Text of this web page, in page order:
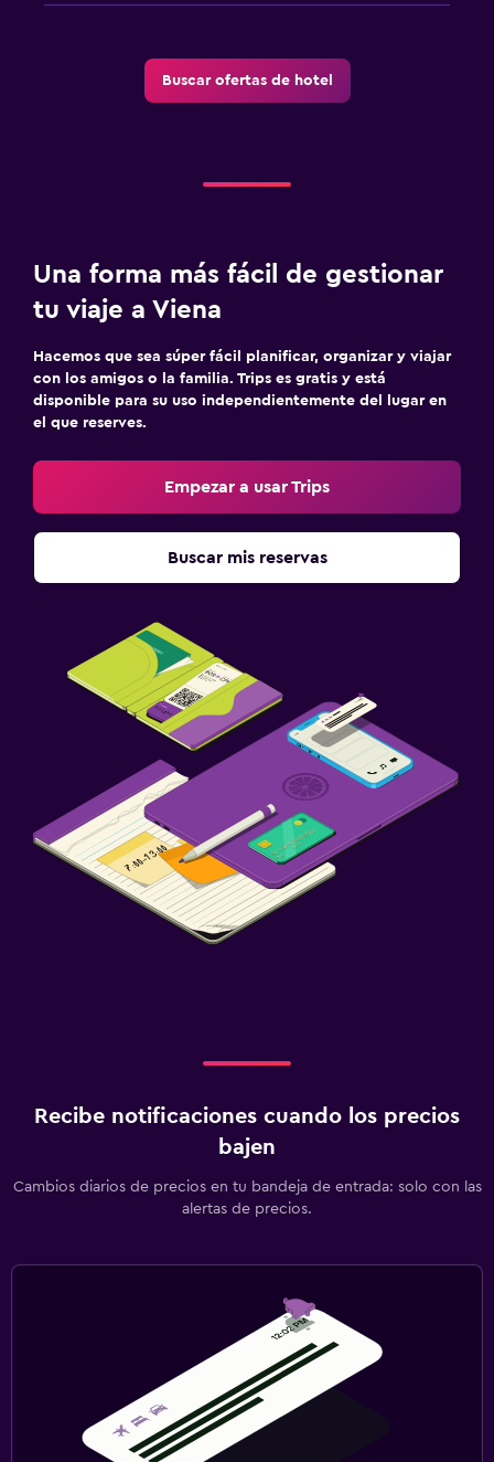
Buscar ofertas de hotel
Una forma más fácil de gestionar
tu viaje a Viena
Hacemos que sea súper fácil planificar, organizar y viajar
con los amigos o la familia. Trips es gratis y está
disponible para su uso independientemente del lugar en
el que reserves.
Empezar a usar Trips
Buscar mis reservas
Recibe notificaciones cuando los precios
bajen
Cambios diarios de precios en tu bandeja de entrada: solo con las
alertas de precios.